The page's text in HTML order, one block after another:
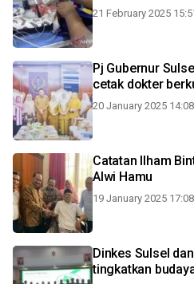
21 February 2025
Pj Gubernur
cetak dokter
20 January 2025
Catatan Ilham
Alwi Hamu
19 January 2025
Dinkes Sulsel
tingkatkan